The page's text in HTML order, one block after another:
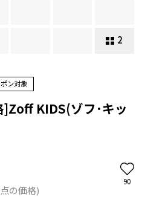
2
ン対象
KIDS(ゾフ･キッ
の価格)
90